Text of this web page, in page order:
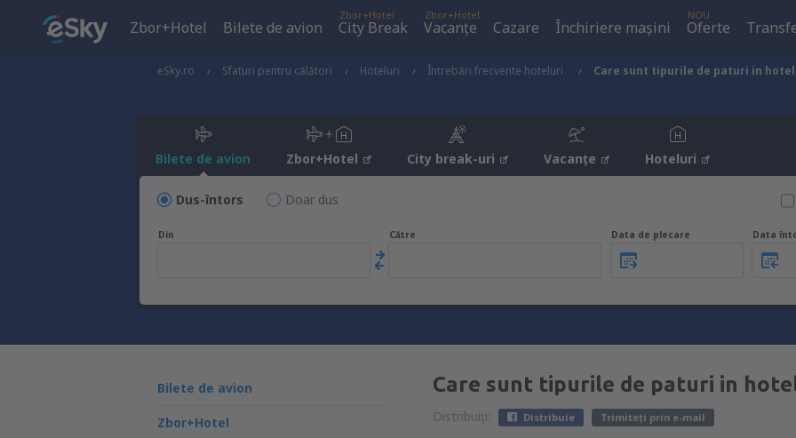
Zbor+Hotel Bilete de avion
Zbor+Hotel
City Break
Zbor+Hotel
Vacanţe Cazare Închiriere mașini
NOU
Oferte
eSky.ro Sfaturi pentru călători Hoteluri Întrebări frecvente hoteluri Care sunt tipurile de paturi in
Bilete de avion Zbor+Hotel City break-uri Vacanţe Hoteluri
Dus-întors Doar dus
Din Către Data de plecare Data
Bilete de avion
Zbor+Hotel
Care sunt tipurile de paturi in
Distribuiți: Distribuie Trimiteți prin e-mail